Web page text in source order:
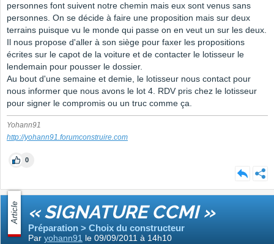
personnes font suivent notre chemin mais eux sont venus sans
personnes. On se décide à faire une proposition mais sur deux
terrains puisque vu le monde qui passe on en veut un sur les deux.
Il nous propose d'aller à son siège pour faxer les propositions
écrites sur le capot de la voiture et de contacter le lotisseur le
lendemain pour pousser le dossier.
Au bout d'une semaine et demie, le lotisseur nous contact pour
nous informer que nous avons le lot 4. RDV pris chez le lotisseur
pour signer le compromis ou un truc comme ça.
Yohann91
http://yohann91.forumconstruire.com
0
Article « SIGNATURE CCMI »
Préparation > Choix du constructeur
Par yohann91 le 09/09/2011 à 14h10